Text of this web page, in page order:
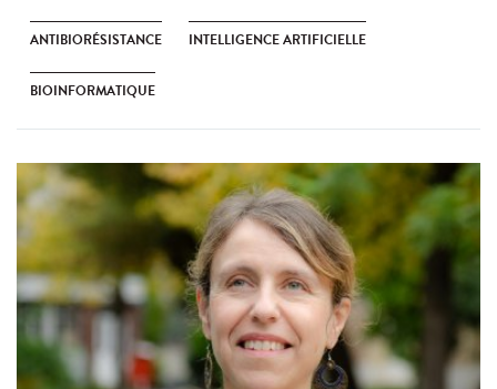
ANTIBIORÉSISTANCE INTELLIGENCE ARTIFICIELLE
BIOINFORMATIQUE